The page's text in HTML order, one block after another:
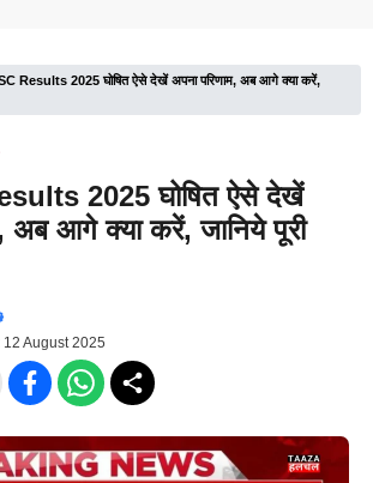
Results 2025 घोषित ऐसे देखें अपना परिणाम, अब आगे क्या करें,
2025 घोषित ऐसे देखें
अब आगे क्या करें, जानिये पूरी
12 August 2025